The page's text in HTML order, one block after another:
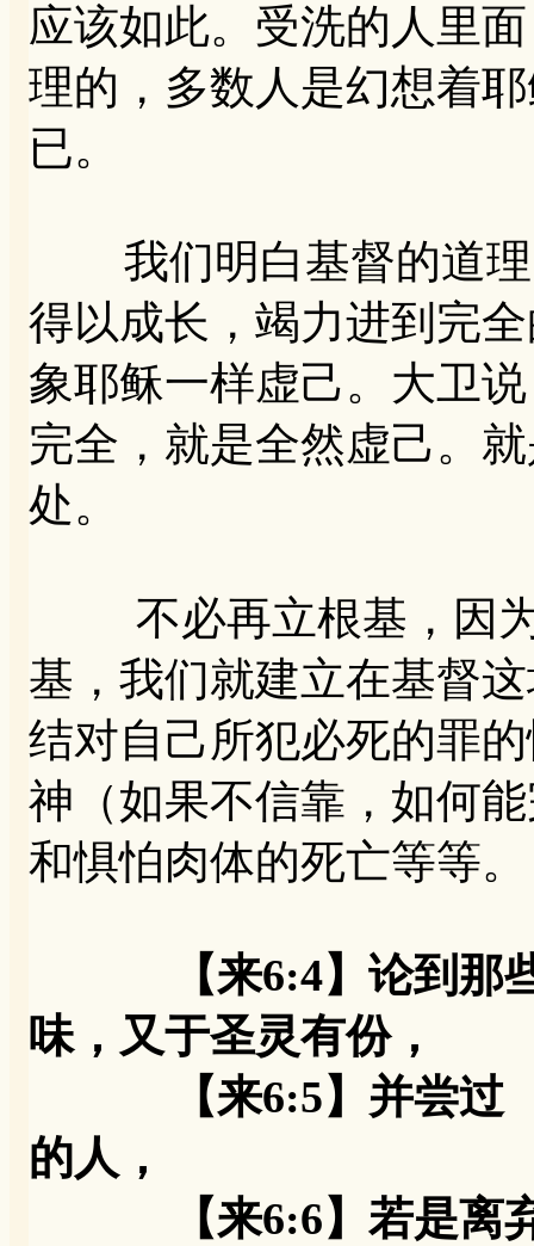
应该如此。受洗的人里
理的，多数人是幻想着
已。
我们明白基督的道理
得以成长，竭力进到完
象耶稣一样虚己。大卫
完全，就是全然虚己。
处。
不必再立根基，因为
基，我们就建立在基督
结对自己所犯必死的罪
神（如果不信靠，如何
和惧怕肉体的死亡等等。
【来6:4】论到
味，又于圣灵有份，
【来6:5】并尝过 神
的人，
【来6:6】若是离弃